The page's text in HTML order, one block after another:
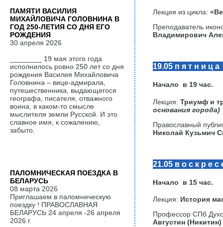
Лекция из цикла:
Преподаватель
Владимирович
19.05 п я т н и ц а
Начало в 19 час.
Лекция: Триумф и
основания города)
Православный
Николай Кузьмич
21.05 в о с к р е с
Начало в 15 час.
Лекция: История
Профессор СПб
Августин (Никитин)
ПАМЯТИ ВАСИЛИЯ
МИХАЙЛОВИЧА ГОЛОВНИНА В
ГОД 250-ЛЕТИЯ СО ДНЯ ЕГО
РОЖДЕНИЯ
30 апреля 2026
________ 19 мая этого года
исполнилось ровно 250 лет со дня
рождения Василия Михайловича
Головнина – вице-адмирала,
путешественника, выдающегося
географа, писателя, отважного
воина, в каком-то смысле
мыслителя земли Русской. И это
славное имя, к сожалению,
забыто.
ПАЛОМНИЧЕСКАЯ ПОЕЗДКА В
БЕЛАРУСЬ
08 марта 2026
Приглашаем в паломническую
поездку ! ПРАВОСЛАВНАЯ
БЕЛАРУСЬ 24 апреля -26 апреля
2026 г.